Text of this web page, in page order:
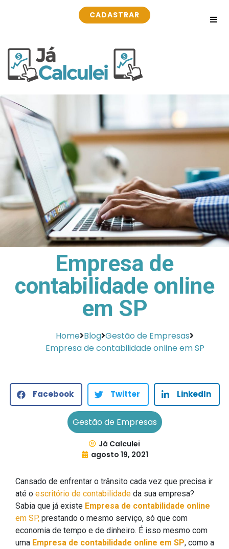
CADASTRAR
Empresa de
contabilidade online
em SP
Home Blog Gestão de Empresas
Empresa de contabilidade online em SP
Facebook Twitter LinkedIn
Gestão de Empresas
Já Calculei
agosto 19, 2021
Cansado de enfrentar o trânsito cada vez que precisa ir
até o escritório de contabilidade da sua empresa?
Sabia que já existe Empresa de contabilidade online
em SP, prestando o mesmo serviço, só que com
economia de tempo e de dinheiro. É isso mesmo com
uma Empresa de contabilidade online em SP, como a